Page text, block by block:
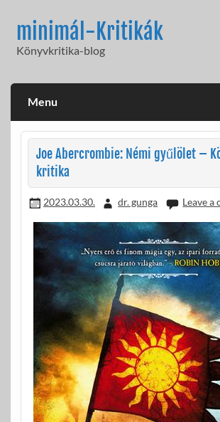
contentminimál-Kritikák
Könyvkritika-blog
Menu
Joe Abercrombie: Némi gyűlölet –
kritika
2023.03.30. dr. gunga Leave a